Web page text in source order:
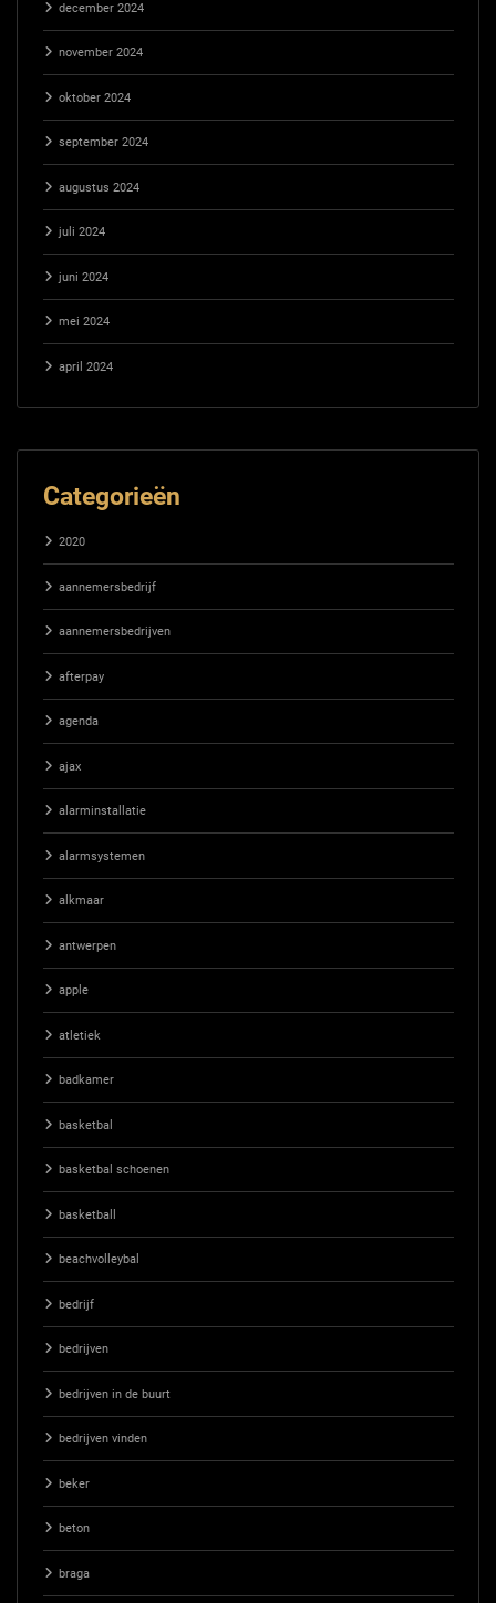
december 2024
november 2024
oktober 2024
september 2024
augustus 2024
juli 2024
juni 2024
mei 2024
april 2024
Categorieën
2020
aannemersbedrijf
aannemersbedrijven
afterpay
agenda
ajax
alarminstallatie
alarmsystemen
alkmaar
antwerpen
apple
atletiek
badkamer
basketbal
basketbal schoenen
basketball
beachvolleybal
bedrijf
bedrijven
bedrijven in de buurt
bedrijven vinden
beker
beton
braga